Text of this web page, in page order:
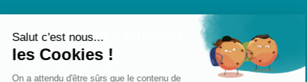
Retrouvez le Syndicat de l'Orge sur :